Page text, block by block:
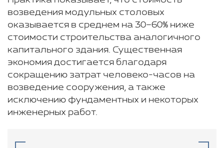
возведения модульных столовых
оказывается в среднем на 30–60% ниже
стоимости строительства аналогичного
капитального здания. Существенная
экономия достигается благодаря
сокращению затрат человеко-часов на
возведение сооружения, а также
исключению фундаментных и некоторых
инженерных работ.